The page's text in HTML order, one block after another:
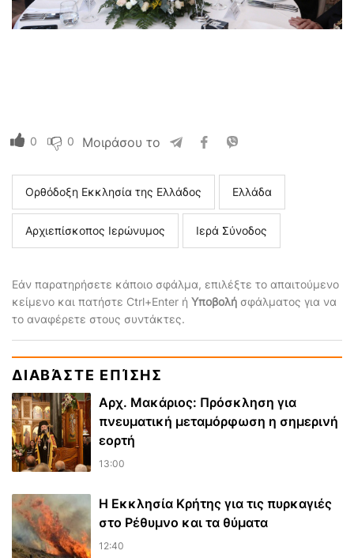
0 0 Μοιράσου το
Ορθόδοξη Εκκλησία της Ελλάδος Ελλάδα
Αρχιεπίσκοπος Ιερώνυμος Ιερά Σύνοδος
Εάν παρατηρήσετε κάποιο σφάλμα, επιλέξτε το απαιτούμενο
κείμενο και πατήστε Ctrl+Enter ή Υποβολή σφάλματος για να
το αναφέρετε στους συντάκτες.
ΔΙΑΒΆΣΤΕ ΕΠΊΣΗΣ
Αρχ. Μακάριος: Πρόσκληση για
πνευματική μεταμόρφωση η σημερινή
εορτή
13:00
Η Εκκλησία Κρήτης για τις πυρκαγιές
στο Ρέθυμνο και τα θύματα
12:40